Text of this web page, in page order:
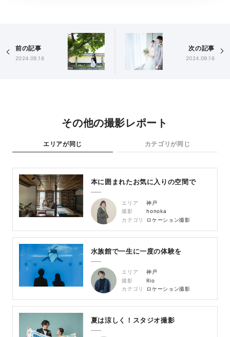
前の記事
2024.09.16
次の記事
2024.09.16
その他の撮影レポート
エリアが同じ カテゴリが同じ
本に囲まれたお気に入りの空間で
エリア
神戸
撮影
honoka
カテゴリ
ロケーション撮影
水族館で一生に一度の体験を
エリア
神戸
撮影
Rio
カテゴリ
ロケーション撮影
夏は涼しく！スタジオ撮影